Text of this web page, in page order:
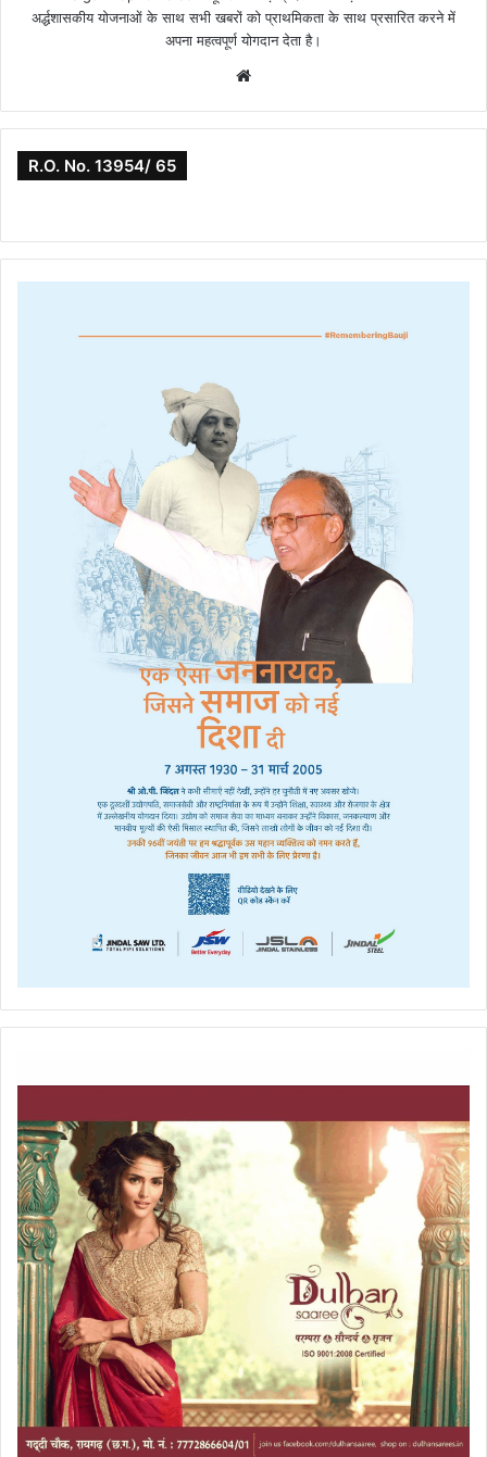
अर्द्धशासकीय योजनाओं के साथ सभी खबरों को प्राथमिकता के साथ प्रसारित करने में
अपना महत्वपूर्ण योगदान देता है।
R.O. No. 13954/ 65